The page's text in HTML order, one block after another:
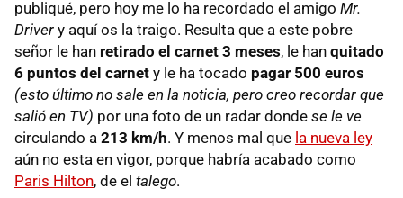
publiqué, pero hoy me lo ha recordado el amigo Mr.
Driver y aquí os la traigo. Resulta que a este pobre
señor le han retirado el carnet 3 meses, le han quitado
6 puntos del carnet y le ha tocado pagar 500 euros
(esto último no sale en la noticia, pero creo recordar que
salió en TV) por una foto de un radar donde se le ve
circulando a 213 km/h. Y menos mal que la nueva ley
aún no esta en vigor, porque habría acabado como
Paris Hilton, de el talego.